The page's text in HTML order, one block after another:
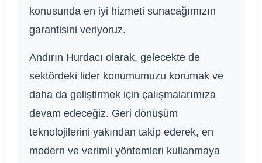
konusunda en iyi hizmeti sunacağımızın
garantisini veriyoruz.
Andırın Hurdacı olarak, gelecekte de
sektördeki lider konumumuzu korumak ve
daha da geliştirmek için çalışmalarımıza
devam edeceğiz. Geri dönüşüm
teknolojilerini yakından takip ederek, en
modern ve verimli yöntemleri kullanmaya